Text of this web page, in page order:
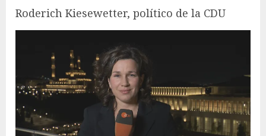
Roderich Kiesewetter, político de la CDU